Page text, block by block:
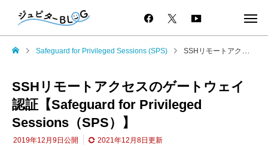
Safeguard for Privileged Sessions (SPS) SSHリモートアクセスのゲートウェイ認証【Safeguard for Privileged Sessions（SPS）】
SSHリモートアクセスのゲートウェイ
認証【Safeguard for Privileged
Sessions（SPS）】
2019年12月9日 公開 2021年12月8日 更新